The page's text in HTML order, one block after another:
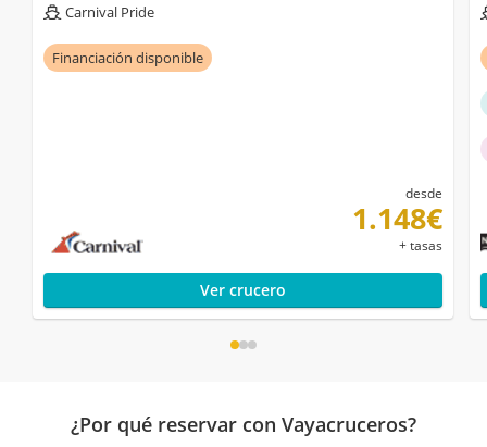
Carnival Pride
Financiación disponible
desde
1.148€
+ tasas
Ver crucero
¿Por qué reservar con Vayacruceros?